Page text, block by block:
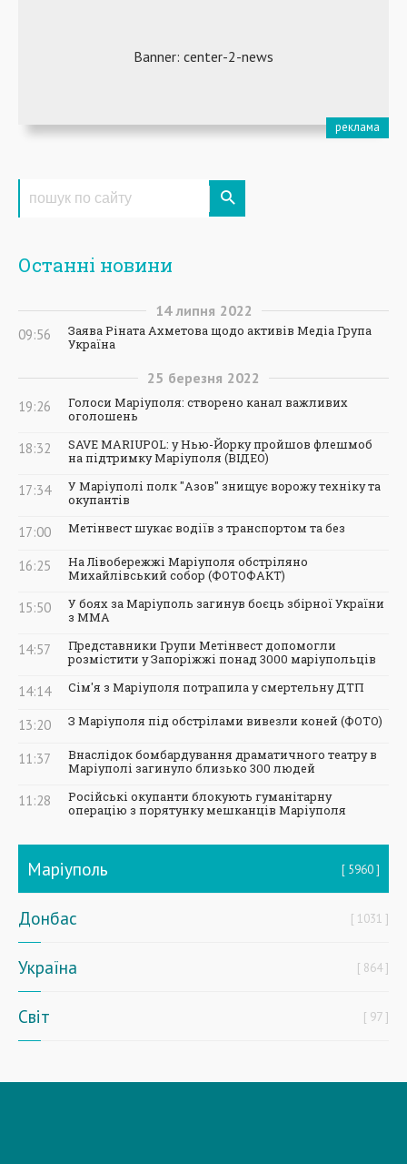
Останні новини
14 липня 2022
09:56
Заява Ріната Ахметова щодо активів Медіа Група
Україна
25 березня 2022
19:26
Голоси Маріуполя: створено канал важливих
оголошень
18:32
SAVE MARIUPOL: у Нью-Йорку пройшов флешмоб
на підтримку Маріуполя (ВІДЕО)
17:34
У Маріуполі полк "Азов" знищує ворожу техніку та
окупантів
17:00 Метінвест шукає водіїв з транспортом та без
16:25
На Лівобережжі Маріуполя обстріляно
Михайлівський собор (ФОТОФАКТ)
15:50
У боях за Маріуполь загинув боєць збірної України
з ММА
14:57
Представники Групи Метінвест допомогли
розмістити у Запоріжжі понад 3000 маріупольців
14:14 Сім'я з Маріуполя потрапила у смертельну ДТП
13:20 З Маріуполя під обстрілами вивезли коней (ФОТО)
11:37
Внаслідок бомбардування драматичного театру в
Маріуполі загинуло близько 300 людей
11:28
Російські окупанти блокують гуманітарну
операцію з порятунку мешканців Маріуполя
Маріуполь 5960
Донбас 1031
Україна 864
Світ 97